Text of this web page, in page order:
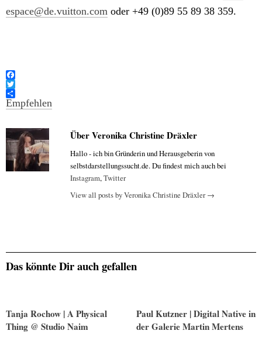
espace@de.vuitton.com oder +49 (0)89 55 89 38 359.
F
a
c
e
o
o
k
T
w
i
t
e
r
Empfehlen
Über Veronika Christine Dräxler
Hallo - ich bin Gründerin und Herausgeberin von
selbstdarstellungssucht.de. Du findest mich auch bei
Instagram,Twitter
View all posts by Veronika Christine Dräxler→
Das könnte Dir auch gefallen
Tanja Rochow | A Physical
Thing @ Studio Naim
Paul Kutzner | Digital Native in
der Galerie Martin Mertens